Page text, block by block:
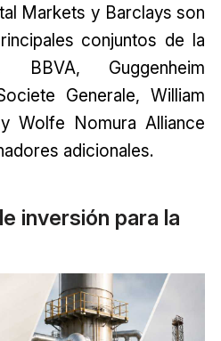
Markets y Barclays son
conjuntos de la
BBVA, Guggenheim
Generale, William
Wolfe Nomura Alliance
adicionales.
inversión para la